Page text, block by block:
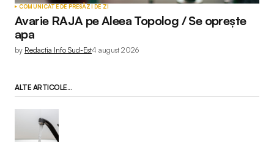
COMUNICATE DE PRESĂZI DE ZI
Avarie RAJA pe Aleea Topolog / Se oprește
apa
by Redactia Info Sud-Est4 august 2026
ALTE ARTICOLE...